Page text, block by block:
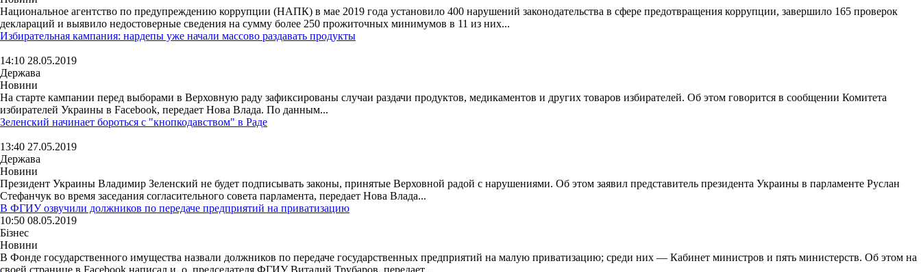
Национальное агентство по предупреждению коррупции (НАПК) в мае 2019 года установило 400 нарушений законодательства в сфере предотвращения коррупции, завершило 165 проверок
деклараций и выявило недостоверные сведения на сумму более 250 прожиточных минимумов в 11 из них...
Избирательная кампания: нардепы уже начали массово раздавать продукты
14:10 28.05.2019
Держава
Новини
На старте кампании перед выборами в Верховную раду зафиксированы случаи раздачи продуктов, медикаментов и других товаров избирателей. Об этом говорится в сообщении Комитета
избирателей Украины в Facebook, передает Нова Влада. По данным...
Зеленский начинает бороться с "кнопкодавством" в Раде
13:40 27.05.2019
Держава
Новини
Президент Украины Владимир Зеленский не будет подписывать законы, принятые Верховной радой с нарушениями. Об этом заявил представитель президента Украины в парламенте Руслан
Стефанчук во время заседания согласительного совета парламента, передает Нова Влада...
В ФГИУ озвучили должников по передаче предприятий на приватизацию
10:50 08.05.2019
Бізнес
Новини
В Фонде государственного имущества назвали должников по передаче государственных предприятий на малую приватизацию; среди них — Кабинет министров и пять министерств. Об этом на
своей странице в Facebook написал и. о. председателя ФГИУ Виталий Трубаров, передает...